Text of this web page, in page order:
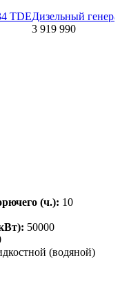
TDEДизельный
3 919 990
(ч.): 10
50000
(водяной)